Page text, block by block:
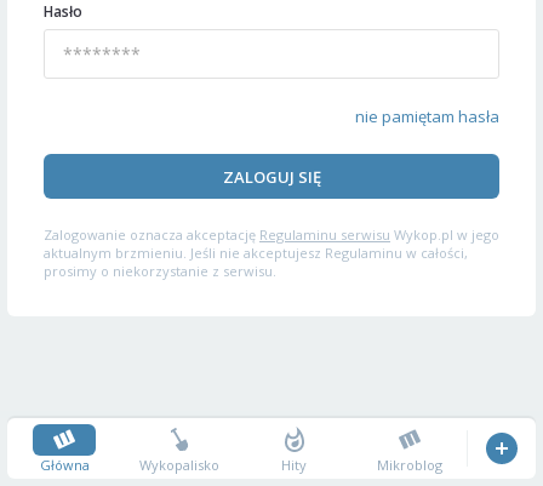
Hasło
nie pamiętam hasła
ZALOGUJ SIĘ
Zalogowanie oznacza akceptację Regulaminu serwisu Wykop.pl w jego
aktualnym brzmieniu. Jeśli nie akceptujesz Regulaminu w całości,
prosimy o niekorzystanie z serwisu.
Główna Wykopalisko Hity Mikroblog